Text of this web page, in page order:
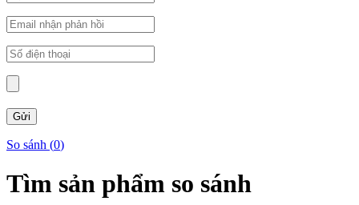
So sánh (0)
Tìm sản phẩm so sánh